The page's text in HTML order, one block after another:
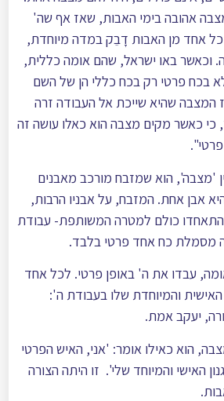
אהובה בימי האבות, שאז אף שה'
כל אחד מן האבות דָבֵק במדה מיוחדת,
וכאשר באו ישראל, שהם אומה כללית,
בכח פרטי רק בכח כללי הן של השם
המצבה שהיא שייכת אל העבודה זרה
כי כאשר מקים מצבה הוא כאלו עושה זה
'מצבה', הוא שמזבח מורכב מאבנים
אבן אחת. המזבח, על אבניו הרבות,
כולם למטרה המשותפת- עבודת
מסמלת כח אחד פרטי בלבד.
עבדו את ה' באופן פרטי. לכל אחד
והמיוחדת שלו בעבודת ה':
יעקב אמת.
הוא כאילו אומר: 'אני, האיש הפרטי
האישי והמיוחד שלי'. זו היתה הצורה